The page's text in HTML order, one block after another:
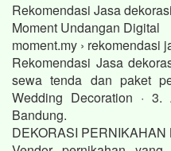
Rekomendasi Jasa
Moment Undangan Digital
moment.my › rekomendasi
Rekomendasi Jasa
sewa tenda dan paket
Wedding Decoration ·
Bandung.
DEKORASI